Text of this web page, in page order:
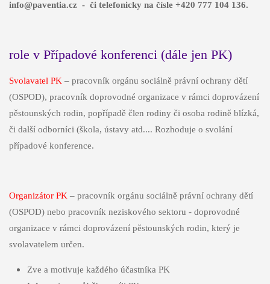
info@paventia.cz - či telefonicky na čísle +420 777 104 136.
role v Případové konferenci (dále jen PK)
Svolavatel PK– pracovník orgánu sociálně právní ochrany dětí
(OSPOD), pracovník doprovodné organizace v rámci doprovázení
pěstounských rodin, popřípadě člen rodiny či osoba rodině blízká,
či další odborníci (škola, ústavy atd.... Rozhoduje o svolání
případové konference.
Organizátor PK– pracovník orgánu sociálně právní ochrany dětí
(OSPOD) nebo pracovník neziskového sektoru - doprovodné
organizace v rámci doprovázení pěstounských rodin, který je
svolavatelem určen.
Zve a motivuje každého účastníka PK